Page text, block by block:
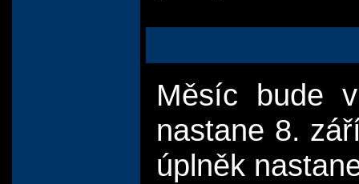
Měsíc bude
nastane 8.
úplněk